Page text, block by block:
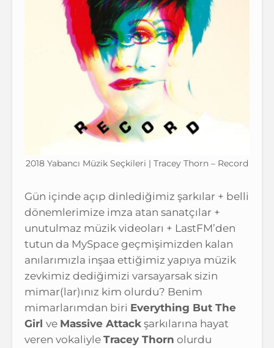
2018 Yabancı Müzik Seçkileri | Tracey Thorn – Record
Gün içinde açıp dinlediğimiz şarkılar + belli
dönemlerimize imza atan sanatçılar +
unutulmaz müzik videoları + LastFM’den
tutun da MySpace geçmişimizden kalan
anılarımızla inşaa ettiğimiz yapıya müzik
zevkimiz dediğimizi varsayarsak sizin
mimar(lar)ınız kim olurdu? Benim
mimarlarımdan biri Everything But The
Girl ve Massive Attack şarkılarına hayat
veren vokaliyle Tracey Thorn olurdu